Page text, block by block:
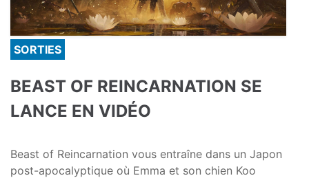
SORTIES
BEAST OF REINCARNATION SE
LANCE EN VIDÉO
Beast of Reincarnation vous entraîne dans un Japon
post-apocalyptique où Emma et son chien Koo